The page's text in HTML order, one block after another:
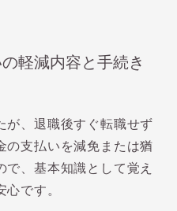
軽減内容と手続き
が、退職後すぐ転職せず
の支払いを減免または猶
、基本知識として覚え
です。